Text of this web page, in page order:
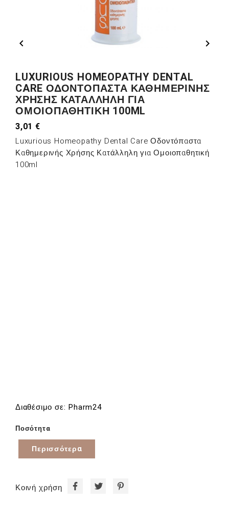
 
LUXURIOUS HOMEOPATHY DENTAL
CARE ΟΔΟΝΤΌΠΑΣΤΑ ΚΑΘΗΜΕΡΙΝΉΣ
ΧΡΉΣΗΣ ΚΑΤΆΛΛΗΛΗ ΓΙΑ
ΟΜΟΙΟΠΑΘΗΤΙΚΉ 100ML
3,01 €
Luxurious Homeopathy Dental Care Οδοντόπαστα
Καθημερινής Χρήσης Κατάλληλη για Ομοιοπαθητική
100ml
Διαθέσιμο σε: Pharm24
Ποσότητα
Περισσότερα
Κοινή χρήση